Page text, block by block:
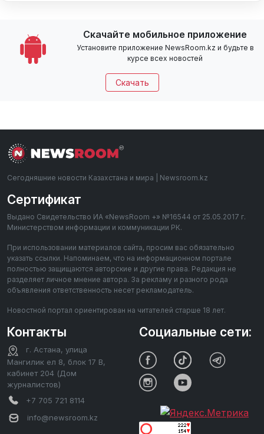
Скачайте мобильное приложение
Установите приложение NewsRoom.kz и будьте в
курсе всех новостей
Скачать
Сегодняшние новости Казахстана и мира | Newsroom.kz
Сертификат
Выдано Свидетельство ИА «NewsRoom +» №16544 от 25.05.2017 г.
Министерством информации и коммуникации РК.
При использовании материалов сайта, просим вас обязательно
указать ссылки. Напоминаем, что на информационном портале
полностью защищаются авторские и другие права. Редакция не
разделяет личное мнение автора. За рекламу и разного рода
объявления ответственность несет рекламодатель.
Новостной портал ориентирован на читателей старше 18 лет.
Контакты
г. Астана, улица
Мангилик ел 8, блок 17 В,
кабинет 204 (Дом
журналистов)
+7 705 721 8114
info@newsroom.kz
Социальные сети: